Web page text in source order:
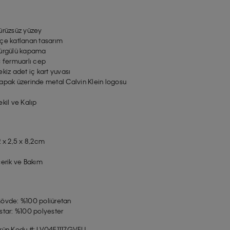
yüzey
katlanan tasarım
kapama
fermuarlı cep
adet iç kart yuvası
üzerinde metal Calvin Klein logosu
ve Kalıp
x 2,5 x 8,2cm
ve Bakım
%100 poliüretan
%100 polyester